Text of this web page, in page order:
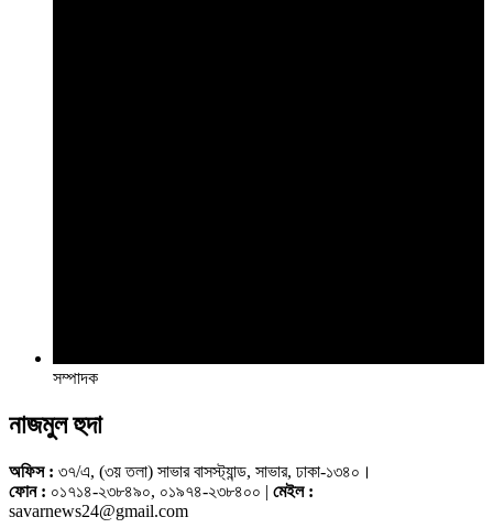
সম্পাদক
নাজমুল হুদা
অফিস : ৩৭/এ, (৩য় তলা) সাভার বাসস্ট্যান্ড, সাভার, ঢাকা-১৩৪০।
ফোন : ০১৭১৪-২৩৮৪৯০, ০১৯৭৪-২৩৮৪০০ | মেইল :
savarnews24@gmail.com